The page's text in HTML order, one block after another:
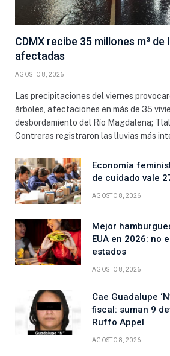
CDMX recibe 35 millones m³ de
afectadas
AGOSTO 8, 2026
Las precipitaciones del viernes
árboles, afectaciones en más de 35
desbordamiento del Río Magdalena;
Contreras registraron las lluvias más
Economía
de cuidado vale
AGOSTO 8, 2026
Mejor
EUA en 2026: no
estados
AGOSTO 8, 2026
Cae Guadalupe
fiscal: suman 9
Ruffo Appel
AGOSTO 8, 2026